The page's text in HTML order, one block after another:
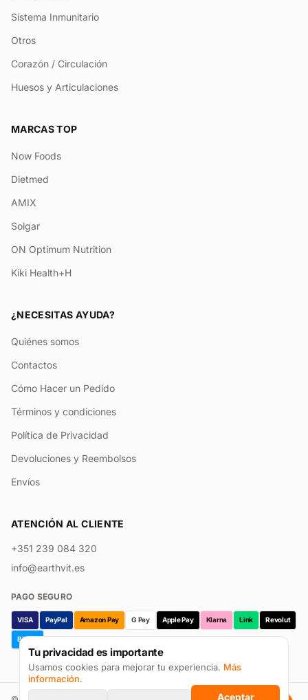
Tu privacidad es importante
Usamos cookies para mejorar tu experiencia. Más
información.
Aceptar
Sistema Inmunitario
Otros
Corazón / Circulación
Huesos y Articulaciones
MARCAS TOP
Now Foods
Dietmed
AMIX
Solgar
ON Optimum Nutrition
Kiki Health+H
¿NECESITAS AYUDA?
Quiénes somos
Contactos
Cómo Hacer un Pedido
Términos y condiciones
Política de Privacidad
Devoluciones y Reembolsos
Envíos
ATENCIÓN AL CLIENTE
+351 239 084 320
info@earthvit.es
PAGO SEGURO
VISA PayPal Amazon Pay G Pay Apple Pay Klarna Link Revolut
Bizum